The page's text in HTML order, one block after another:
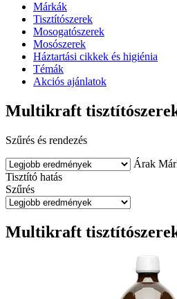
Márkák
Tisztítószerek
Mosogatószerek
Mosószerek
Háztartási cikkek és higiénia
Témák
Akciós ajánlatok
Multikraft
Szűrés és rendezés
Árak
Tisztító hatás
Szűrés
Multikraft